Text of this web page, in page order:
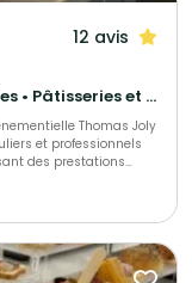
12 avis
Gastronomique • Barbecue et grillades • Pâtisseries et desserts
Thomas Joly
et professionnels
des prestations
dans une démarche
pas à partir de